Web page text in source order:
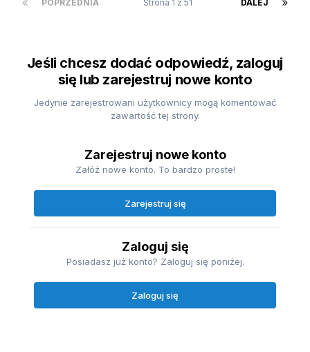
POPRZEDNIA DALEJ
Strona 1 z 51
Jeśli chcesz dodać odpowiedź, zaloguj
się lub zarejestruj nowe konto
Jedynie zarejestrowani użytkownicy mogą komentować
zawartość tej strony.
Zarejestruj nowe konto
Załóż nowe konto. To bardzo proste!
Zarejestruj się
Zaloguj się
Posiadasz już konto? Zaloguj się poniżej.
Zaloguj się